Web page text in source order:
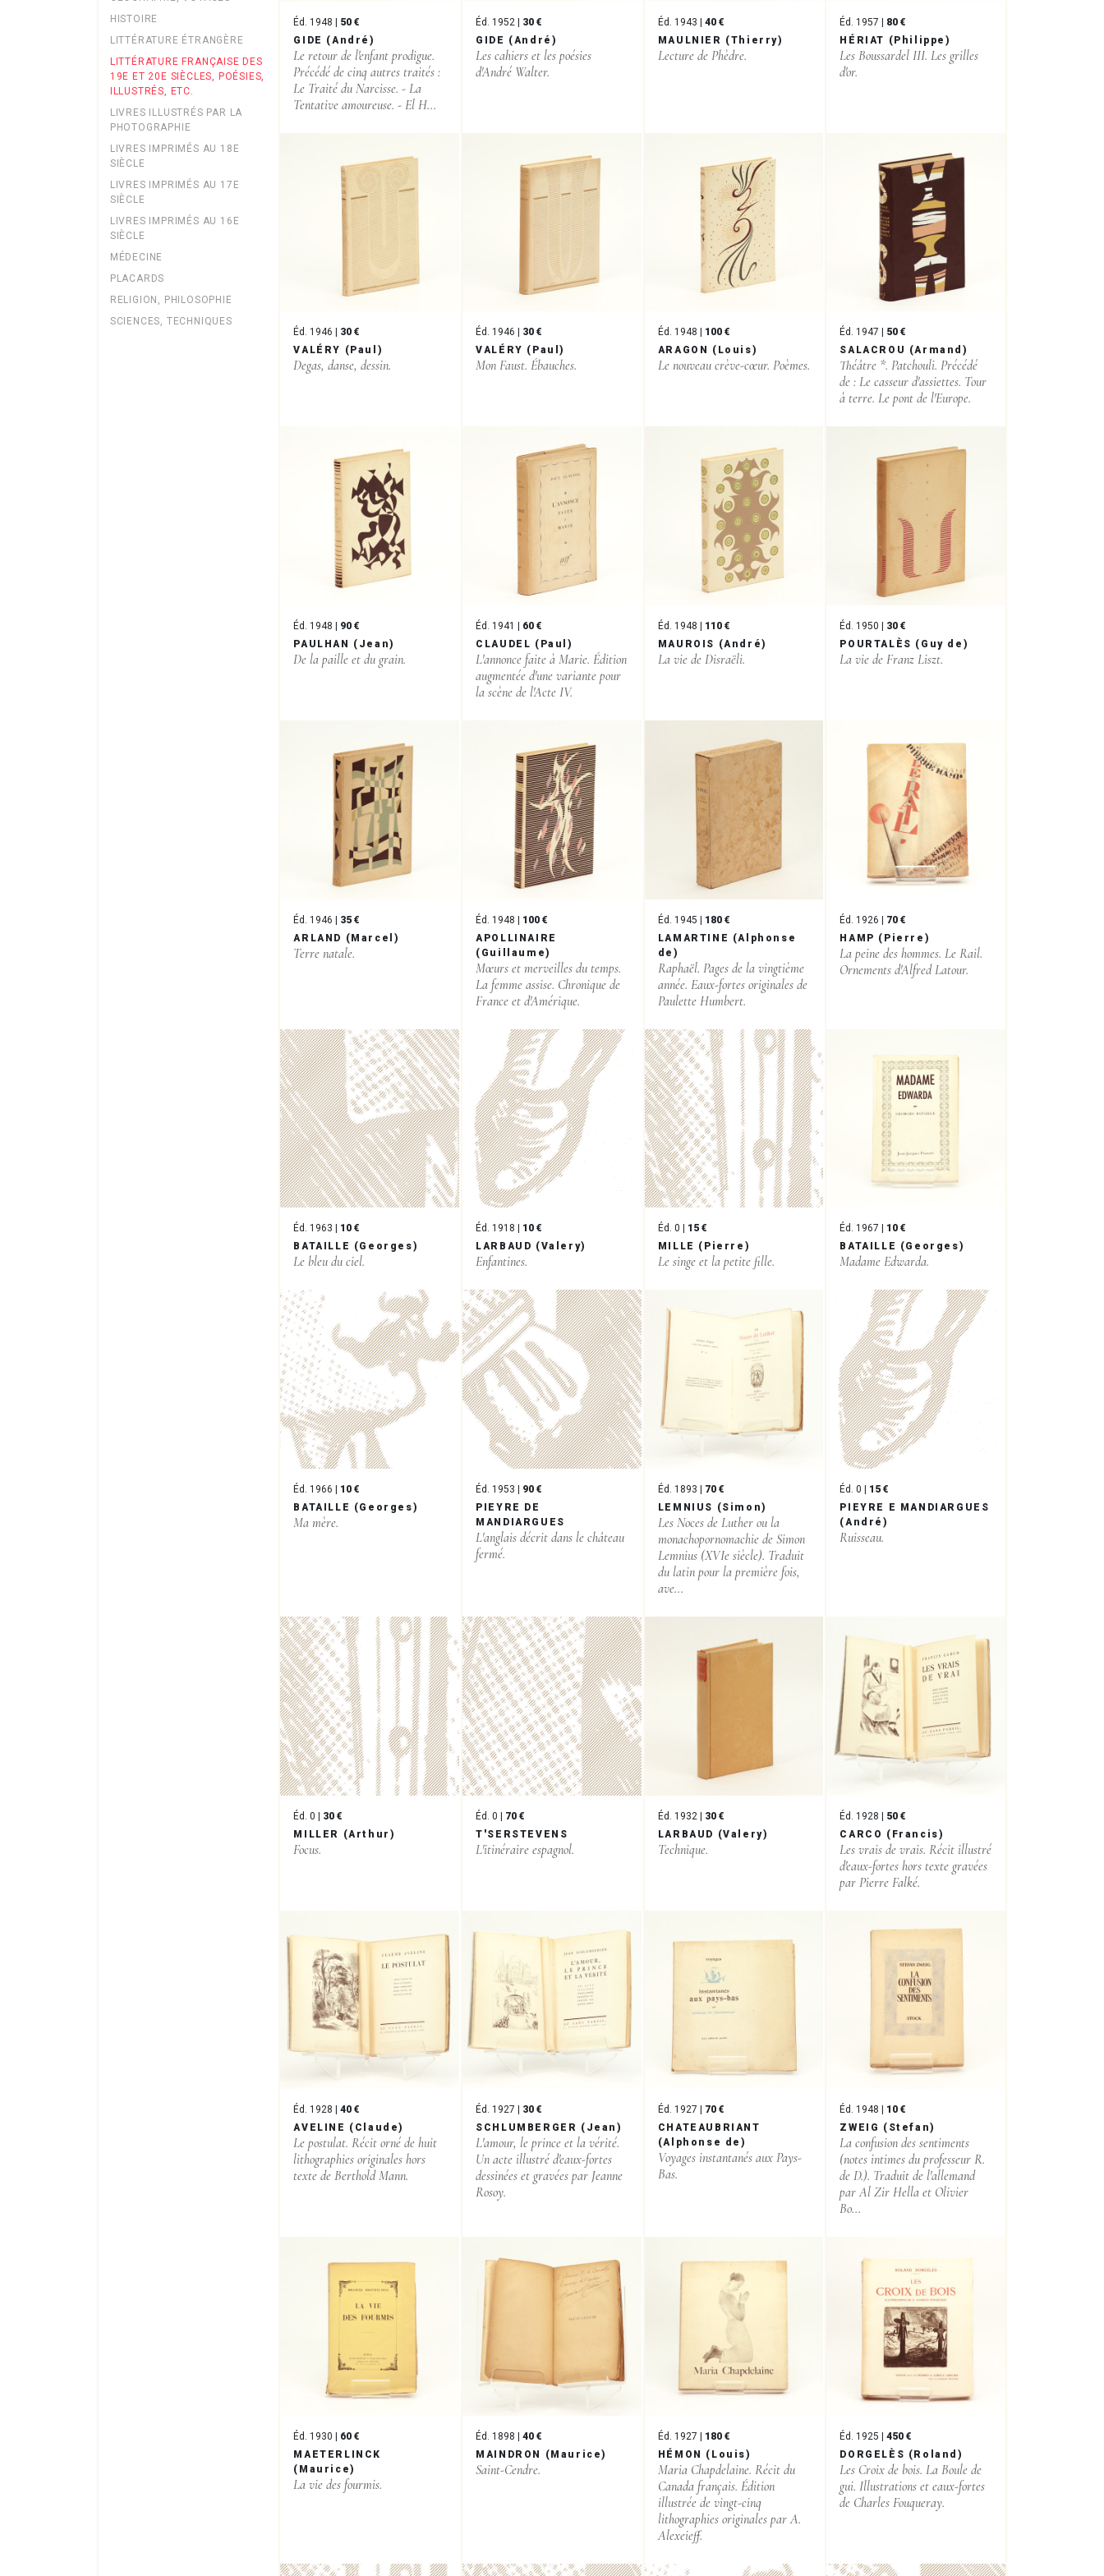
HISTOIRE
LITTÉRATURE ÉTRANGÈRE
LITTÉRATURE FRANÇAISE DES
19E ET 20E SIÈCLES, POÉSIES,
ILLUSTRÉS, ETC.
LIVRES ILLUSTRÉS PAR LA
PHOTOGRAPHIE
LIVRES IMPRIMÉS AU 18E
SIÈCLE
LIVRES IMPRIMÉS AU 17E
SIÈCLE
LIVRES IMPRIMÉS AU 16E
SIÈCLE
MÉDECINE
PLACARDS
RELIGION, PHILOSOPHIE
SCIENCES, TECHNIQUES
Éd. 1948 | 50 €
GIDE (André)
Le retour de l'enfant prodigue.
Précédé de cinq autres traités :
Le Traité du Narcisse. - La
Tentative amoureuse. - El H...
Éd. 1952 | 30 €
GIDE (André)
Les cahiers et les poésies
d'André Walter.
Éd. 1943 | 40 €
MAULNIER (Thierry)
Lecture de Phèdre.
Éd. 1957 | 80 €
HÉRIAT (Philippe)
Les Boussardel III. Les grilles
d'or.
Éd. 1946 | 30 €
VALÉRY (Paul)
Degas, danse, dessin.
Éd. 1946 | 30 €
VALÉRY (Paul)
Mon Faust. Ébauches.
Éd. 1948 | 100 €
ARAGON (Louis)
Le nouveau crève-cœur. Poèmes.
Éd. 1947 | 50 €
SALACROU (Armand)
Théâtre *. Patchouli. Précédé
de : Le casseur d'assiettes. Tour
à terre. Le pont de l'Europe.
Éd. 1948 | 90 €
PAULHAN (Jean)
De la paille et du grain.
Éd. 1941 | 60 €
CLAUDEL (Paul)
L'annonce faite à Marie. Édition
augmentée d'une variante pour
la scène de l'Acte IV.
Éd. 1948 | 110 €
MAUROIS (André)
La vie de Disraëli.
Éd. 1950 | 30 €
POURTALÈS (Guy de)
La vie de Franz Liszt.
Éd. 1946 | 35 €
ARLAND (Marcel)
Terre natale.
Éd. 1948 | 100 €
APOLLINAIRE
(Guillaume)
Mœurs et merveilles du temps.
La femme assise. Chronique de
France et d'Amérique.
Éd. 1945 | 180 €
LAMARTINE (Alphonse
de)
Raphaël. Pages de la vingtième
année. Eaux-fortes originales de
Paulette Humbert.
Éd. 1926 | 70 €
HAMP (Pierre)
La peine des hommes. Le Rail.
Ornements d'Alfred Latour.
Éd. 1963 | 10 €
BATAILLE (Georges)
Le bleu du ciel.
Éd. 1918 | 10 €
LARBAUD (Valery)
Enfantines.
Éd. 0 | 15 €
MILLE (Pierre)
Le singe et la petite fille.
Éd. 1967 | 10 €
BATAILLE (Georges)
Madame Edwarda.
Éd. 1966 | 10 €
BATAILLE (Georges)
Ma mère.
Éd. 1953 | 90 €
PIEYRE DE
MANDIARGUES
L'anglais décrit dans le château
fermé.
Éd. 1893 | 70 €
LEMNIUS (Simon)
Les Noces de Luther ou la
monachopornomachie de Simon
Lemnius (XVIe siècle). Traduit
du latin pour la première fois,
ave...
Éd. 0 | 15 €
PIEYRE E MANDIARGUES
(André)
Ruisseau.
Éd. 0 | 30 €
MILLER (Arthur)
Focus.
Éd. 0 | 70 €
T'SERSTEVENS
L'itinéraire espagnol.
Éd. 1932 | 30 €
LARBAUD (Valery)
Technique.
Éd. 1928 | 50 €
CARCO (Francis)
Les vrais de vrais. Récit illustré
d'eaux-fortes hors texte gravées
par Pierre Falké.
Éd. 1928 |40 €
AVELINE (Claude)
Le postulat. Récit orné de huit
lithographies originales hors
texte de Berthold Mann.
Éd. 1927 | 30 €
SCHLUMBERGER (Jean)
L'amour, le prince et la vérité.
Un acte illustré d'eaux-fortes
dessinées et gravées par Jeanne
Rosoy.
Éd. 1927 | 70 €
CHATEAUBRIANT
(Alphonse de)
Voyages instantanés aux Pays-
Bas.
Éd. 1948 | 10 €
ZWEIG (Stefan)
La confusion des sentiments
(notes intimes du professeur R.
de D.). Traduit de l'allemand
par Al Zir Hella et Olivier
Bo...
Éd. 1930 | 60 €
MAETERLINCK
(Maurice)
La vie des fourmis.
Éd. 1898 |40 €
MAINDRON (Maurice)
Saint-Cendre.
Éd. 1927 | 180 €
HÉMON (Louis)
Maria Chapdelaine. Récit du
Canada français. Édition
illustrée de vingt-cinq
lithographies originales par A.
Alexeieff.
Éd. 1925 |450 €
DORGELÈS (Roland)
Les Croix de bois. La Boule de
gui. Illustrations et eaux-fortes
de Charles Fouqueray.